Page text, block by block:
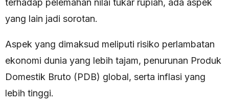
yang lain jadi sorotan.
Aspek yang dimaksud meliputi risiko perlambatan
ekonomi dunia yang lebih tajam, penurunan Produk
Domestik Bruto (PDB) global, serta inflasi yang
lebih tinggi.